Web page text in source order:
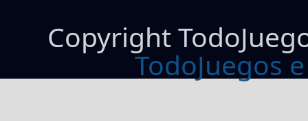
Copyright
TodoJuegos